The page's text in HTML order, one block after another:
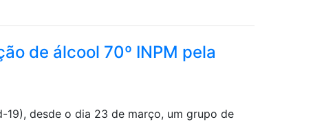
de álcool 70º INPM pela
desde o dia 23 de março, um grupo de